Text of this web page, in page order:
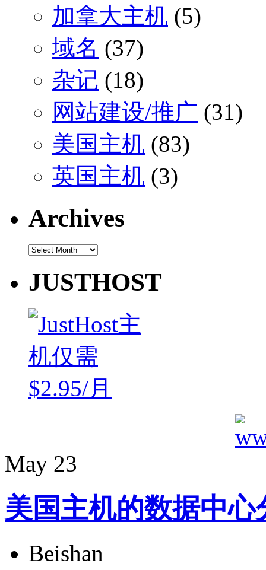
加拿大主机 (5)
域名 (37)
杂记 (18)
网站建设/推广 (31)
美国主机 (83)
英国主机 (3)
Archives
Archives
JUSTHOST
May 23
美国主机的数据中心
Beishan